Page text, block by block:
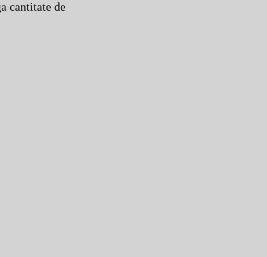
cantitate de